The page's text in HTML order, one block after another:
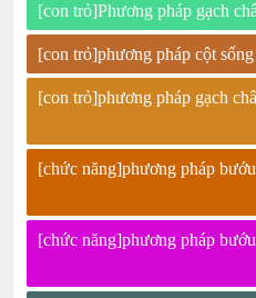
[con trỏ]Phương pháp gạch
[con trỏ]phương pháp cột
[con trỏ]phương pháp gạch
[chức năng]phương pháp
[chức năng]phương pháp